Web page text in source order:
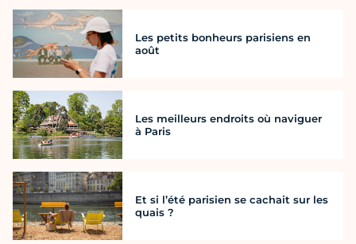
Les petits bonheurs parisiens en
août
Les meilleurs endroits où naviguer
à Paris
Et si l’été parisien se cachait sur les
quais ?